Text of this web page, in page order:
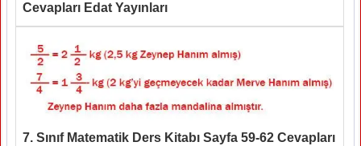
Cevapları Edat Yayınları
7. Sınıf Matematik Ders Kitabı Sayfa 59-62 Cevapları